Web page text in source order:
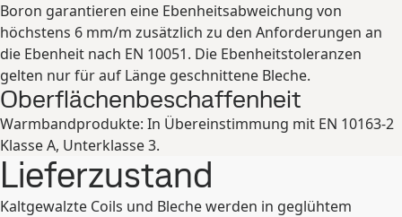
Boron garantieren eine Ebenheitsabweichung von
höchstens 6 mm/m zusätzlich zu den Anforderungen an
die Ebenheit nach EN 10051. Die Ebenheitstoleranzen
gelten nur für auf Länge geschnittene Bleche.
Oberflächenbeschaffenheit
Warmbandprodukte: In Übereinstimmung mit EN 10163-2
Klasse A, Unterklasse 3.
Lieferzustand
Kaltgewalzte Coils und Bleche werden in geglühtem